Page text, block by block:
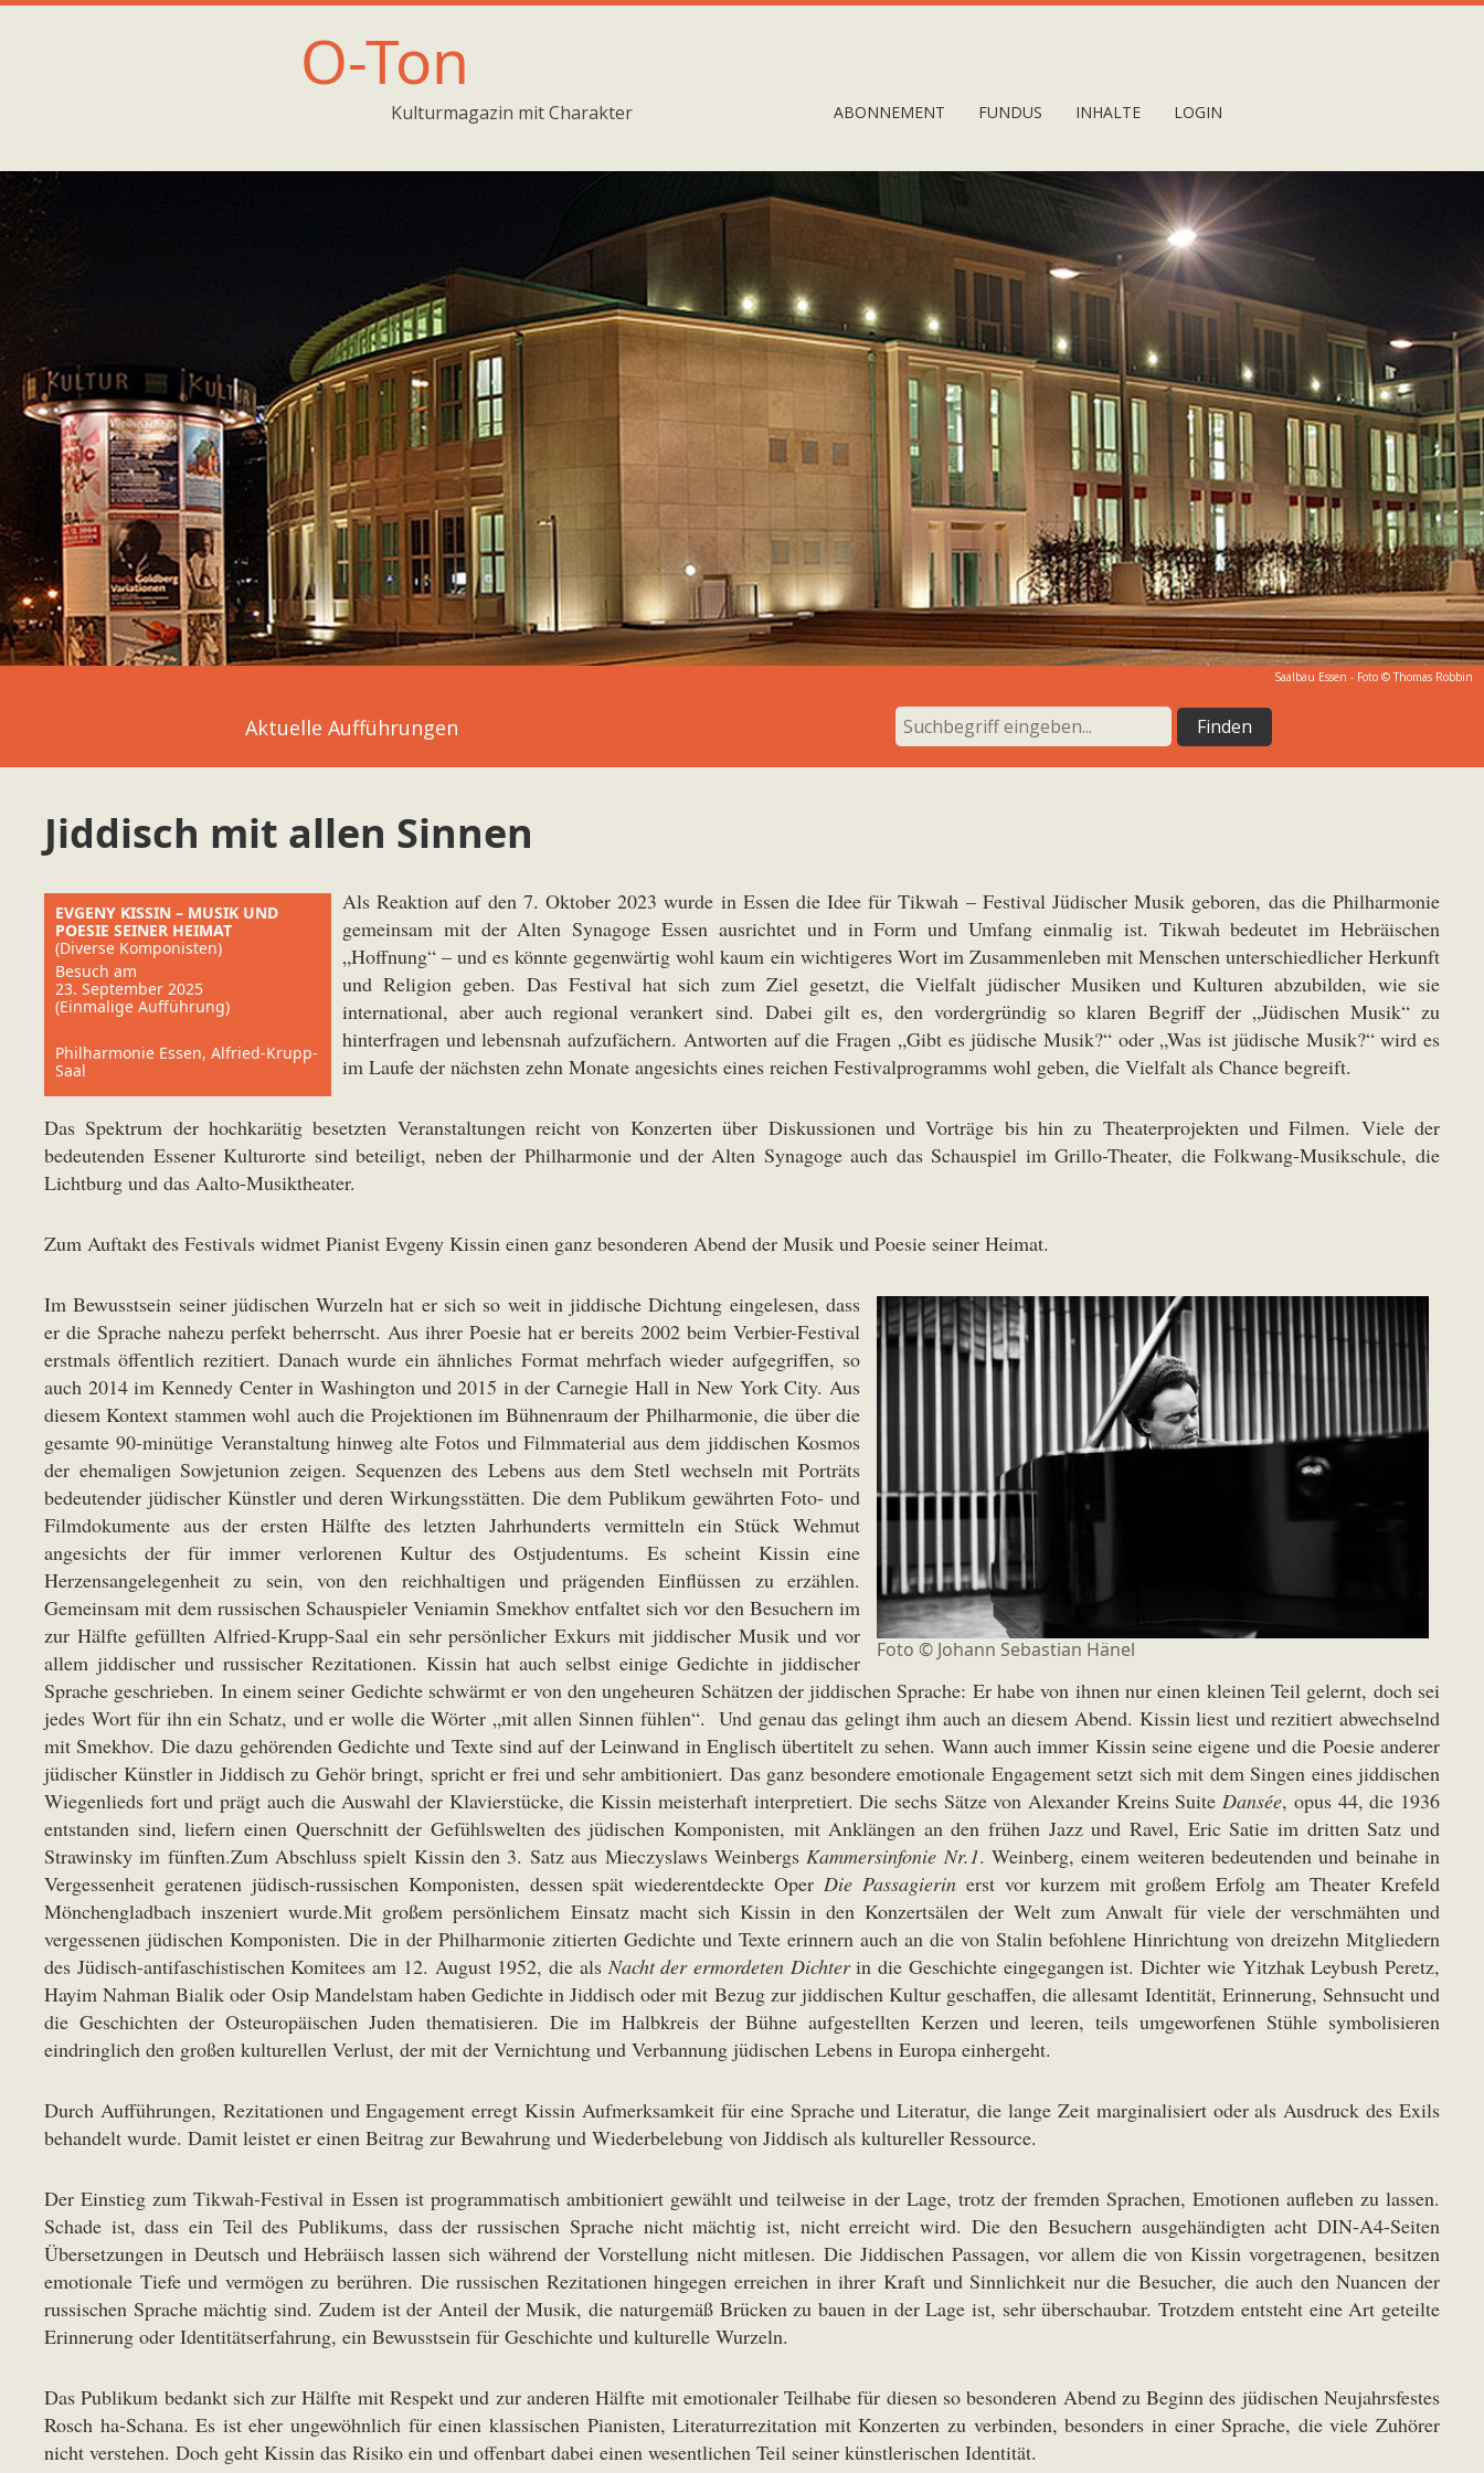
O-Ton
Kulturmagazin mit Charakter ABONNEMENT FUNDUS INHALTE LOGIN
Saalbau Essen - Foto © Thomas Robbin
Aktuelle Aufführungen
Jiddisch mit allen Sinnen
EVGENY KISSIN – MUSIK UND
POESIE SEINER HEIMAT
(Diverse Komponisten)
Besuch am
23. September 2025
(Einmalige Aufführung)
Philharmonie Essen, Alfried-Krupp-
Saal
Als Reaktion auf den 7. Oktober 2023 wurde in Essen die Idee für Tikwah – Festival Jüdischer Musik geboren, das die Philharmonie
gemeinsam mit der Alten Synagoge Essen ausrichtet und in Form und Umfang einmalig ist. Tikwah bedeutet im Hebräischen
„Hoffnung“ – und es könnte gegenwärtig wohl kaum ein wichtigeres Wort im Zusammenleben mit Menschen unterschiedlicher Herkunft
und Religion geben. Das Festival hat sich zum Ziel gesetzt, die Vielfalt jüdischer Musiken und Kulturen abzubilden, wie sie
international, aber auch regional verankert sind. Dabei gilt es, den vordergründig so klaren Begriff der „Jüdischen Musik“ zu
hinterfragen und lebensnah aufzufächern. Antworten auf die Fragen „Gibt es jüdische Musik?“ oder „Was ist jüdische Musik?“ wird es
im Laufe der nächsten zehn Monate angesichts eines reichen Festivalprogramms wohl geben, die Vielfalt als Chance begreift.
Das Spektrum der hochkarätig besetzten Veranstaltungen reicht von Konzerten über Diskussionen und Vorträge bis hin zu Theaterprojekten und Filmen. Viele der
bedeutenden Essener Kulturorte sind beteiligt, neben der Philharmonie und der Alten Synagoge auch das Schauspiel im Grillo-Theater, die Folkwang-Musikschule, die
Lichtburg und das Aalto-Musiktheater.
Zum Auftakt des Festivals widmet Pianist Evgeny Kissin einen ganz besonderen Abend der Musik und Poesie seiner Heimat.
Foto © Johann Sebastian Hänel
Im Bewusstsein seiner jüdischen Wurzeln hat er sich so weit in jiddische Dichtung eingelesen, dass
er die Sprache nahezu perfekt beherrscht. Aus ihrer Poesie hat er bereits 2002 beim Verbier-Festival
erstmals öffentlich rezitiert. Danach wurde ein ähnliches Format mehrfach wieder aufgegriffen, so
auch 2014 im Kennedy Center in Washington und 2015 in der Carnegie Hall in New York City. Aus
diesem Kontext stammen wohl auch die Projektionen im Bühnenraum der Philharmonie, die über die
gesamte 90-minütige Veranstaltung hinweg alte Fotos und Filmmaterial aus dem jiddischen Kosmos
der ehemaligen Sowjetunion zeigen. Sequenzen des Lebens aus dem Stetl wechseln mit Porträts
bedeutender jüdischer Künstler und deren Wirkungsstätten. Die dem Publikum gewährten Foto- und
Filmdokumente aus der ersten Hälfte des letzten Jahrhunderts vermitteln ein Stück Wehmut
angesichts der für immer verlorenen Kultur des Ostjudentums. Es scheint Kissin eine
Herzensangelegenheit zu sein, von den reichhaltigen und prägenden Einflüssen zu erzählen.
Gemeinsam mit dem russischen Schauspieler Veniamin Smekhov entfaltet sich vor den Besuchern im
zur Hälfte gefüllten Alfried-Krupp-Saal ein sehr persönlicher Exkurs mit jiddischer Musik und vor
allem jiddischer und russischer Rezitationen. Kissin hat auch selbst einige Gedichte in jiddischer
Sprache geschrieben. In einem seiner Gedichte schwärmt er von den ungeheuren Schätzen der jiddischen Sprache: Er habe von ihnen nur einen kleinen Teil gelernt, doch sei
jedes Wort für ihn ein Schatz, und er wolle die Wörter „mit allen Sinnen fühlen“. Und genau das gelingt ihm auch an diesem Abend. Kissin liest und rezitiert abwechselnd
mit Smekhov. Die dazu gehörenden Gedichte und Texte sind auf der Leinwand in Englisch übertitelt zu sehen. Wann auch immer Kissin seine eigene und die Poesie anderer
jüdischer Künstler in Jiddisch zu Gehör bringt, spricht er frei und sehr ambitioniert. Das ganz besondere emotionale Engagement setzt sich mit dem Singen eines jiddischen
Wiegenlieds fort und prägt auch die Auswahl der Klavierstücke, die Kissin meisterhaft interpretiert. Die sechs Sätze von Alexander Kreins SuiteDansée, opus 44, die 1936
entstanden sind, liefern einen Querschnitt der Gefühlswelten des jüdischen Komponisten, mit Anklängen an den frühen Jazz und Ravel, Eric Satie im dritten Satz und
Strawinsky im fünften.Zum Abschluss spielt Kissin den 3. Satz aus Mieczyslaws WeinbergsKammersinfonie Nr.1. Weinberg, einem weiteren bedeutenden und beinahe in
Vergessenheit geratenen jüdisch-russischen Komponisten, dessen spät wiederentdeckte OperDie Passagierin erst vor kurzem mit großem Erfolg am Theater Krefeld
Mönchengladbach inszeniert wurde.Mit großem persönlichem Einsatz macht sich Kissin in den Konzertsälen der Welt zum Anwalt für viele der verschmähten und
vergessenen jüdischen Komponisten. Die in der Philharmonie zitierten Gedichte und Texte erinnern auch an die von Stalin befohlene Hinrichtung von dreizehn Mitgliedern
des Jüdisch-antifaschistischen Komitees am 12. August 1952, die als Nacht der ermordeten Dichterin die Geschichte eingegangen ist. Dichter wie Yitzhak Leybush Peretz,
Hayim Nahman Bialik oder Osip Mandelstam haben Gedichte in Jiddisch oder mit Bezug zur jiddischen Kultur geschaffen, die allesamt Identität, Erinnerung, Sehnsucht und
die Geschichten der Osteuropäischen Juden thematisieren. Die im Halbkreis der Bühne aufgestellten Kerzen und leeren, teils umgeworfenen Stühle symbolisieren
eindringlich den großen kulturellen Verlust, der mit der Vernichtung und Verbannung jüdischen Lebens in Europa einhergeht.
Durch Aufführungen, Rezitationen und Engagement erregt Kissin Aufmerksamkeit für eine Sprache und Literatur, die lange Zeit marginalisiert oder als Ausdruck des Exils
behandelt wurde. Damit leistet er einen Beitrag zur Bewahrung und Wiederbelebung von Jiddisch als kultureller Ressource.
Der Einstieg zum Tikwah-Festival in Essen ist programmatisch ambitioniert gewählt und teilweise in der Lage, trotz der fremden Sprachen, Emotionen aufleben zu lassen.
Schade ist, dass ein Teil des Publikums, dass der russischen Sprache nicht mächtig ist, nicht erreicht wird. Die den Besuchern ausgehändigten acht DIN-A4-Seiten
Übersetzungen in Deutsch und Hebräisch lassen sich während der Vorstellung nicht mitlesen. Die Jiddischen Passagen, vor allem die von Kissin vorgetragenen, besitzen
emotionale Tiefe und vermögen zu berühren. Die russischen Rezitationen hingegen erreichen in ihrer Kraft und Sinnlichkeit nur die Besucher, die auch den Nuancen der
russischen Sprache mächtig sind. Zudem ist der Anteil der Musik, die naturgemäß Brücken zu bauen in der Lage ist, sehr überschaubar. Trotzdem entsteht eine Art geteilte
Erinnerung oder Identitätserfahrung, ein Bewusstsein für Geschichte und kulturelle Wurzeln.
Das Publikum bedankt sich zur Hälfte mit Respekt und zur anderen Hälfte mit emotionaler Teilhabe für diesen so besonderen Abend zu Beginn des jüdischen Neujahrsfestes
Rosch ha-Schana. Es ist eher ungewöhnlich für einen klassischen Pianisten, Literaturrezitation mit Konzerten zu verbinden, besonders in einer Sprache, die viele Zuhörer
nicht verstehen. Doch geht Kissin das Risiko ein und offenbart dabei einen wesentlichen Teil seiner künstlerischen Identität.